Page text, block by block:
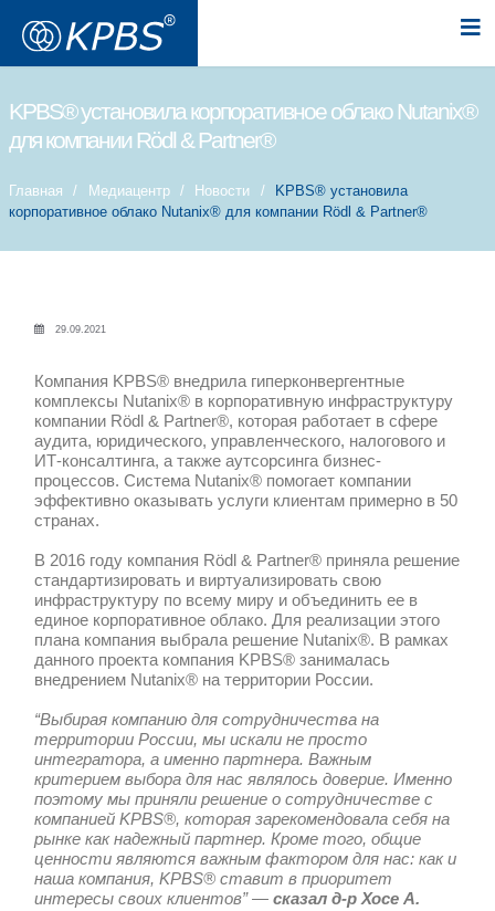
для компании Rödl & Partner®
29.09.2021
Компания KPBS® внедрила
комплексы Nutanix® в корпоративную
компании Rödl & Partner®, которая
аудита, юридического,
ИТ-консалтинга, а также аутсорсинга
процессов. Система Nutanix®
эффективно оказывать услуги
странах.
В 2016 году компания Rödl & Partner®
стандартизировать и
инфраструктуру по всему миру и